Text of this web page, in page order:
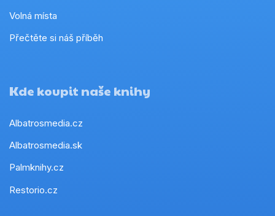
Volná místa
Přečtěte si náš příběh
Kde koupit naše knihy
Albatrosmedia.cz
Albatrosmedia.sk
Palmknihy.cz
Restorio.cz